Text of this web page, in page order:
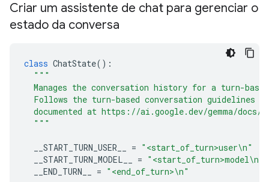
Criar um assistente de chat para gerenciar o
estado da conversa
class ChatState():
"""
Manages the conversation history for a turn-
Follows the turn-based conversation guidelines
documented at https://ai.google.dev/gemma/docs/
  """
__START_TURN_USER__ = "<start_of_turn>user\n"
__START_TURN_MODEL__
= "<start_of_turn>model\n"
__END_TURN__
= "<end_of_turn>\n"